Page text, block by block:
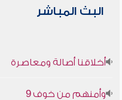
البث المباشر
أخلاقنا أصالة ومعاصرة
وأمنهم من خوف 9